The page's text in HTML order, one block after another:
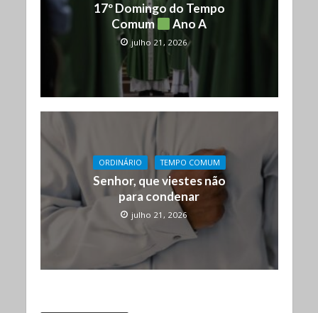
17º Domingo do Tempo
Comum
Ano A
julho 21, 2026
ORDINÁRIO TEMPO COMUM
Senhor, que viestes não
para condenar
julho 21, 2026